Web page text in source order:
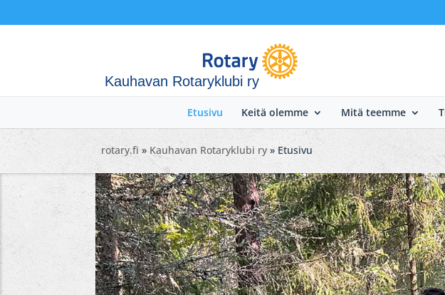
Kauhavan Rotaryklubi ry
Etusivu Keitä olemme Mitä teemme
rotary.fi »Kauhavan Rotaryklubi ry » Etusivu